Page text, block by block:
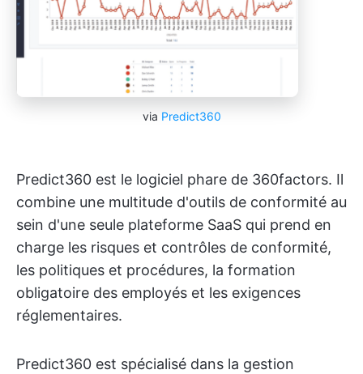
via Predict360
Predict360 est le logiciel phare de 360factors. Il
combine une multitude d'outils de conformité au
sein d'une seule plateforme SaaS qui prend en
charge les risques et contrôles de conformité,
les politiques et procédures, la formation
obligatoire des employés et les exigences
réglementaires.
Predict360 est spécialisé dans la gestion